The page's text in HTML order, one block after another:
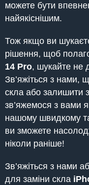
можете бути
найякіснішим.
Тож якщо ви
рішення, щоб
14 Pro, шукайте не
Зв’яжіться з нами,
скла або залишити
зв’яжемося з вами
нашому швидкому
ви зможете
ніколи раніше!
Зв’яжіться з нами
для заміни скла